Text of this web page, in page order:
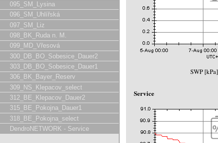
095_SM_Lysina
096_SM_Uhlířská
097_SM_Liz
098_BK_Ruda n. M.
099_MD_Vřesová
300_DB_BO_Sobesice_Dauer2
303_DB_BO_Sobesice_Dauer1
306_BK_Bayer_Reserv
309_NS_Klepacov_select
312_BE_Klepacov_Dauer2
315_BE_Pokojna_Dauer1
318_BE_Pokojna_select
DendroNETWORK - Service
SWP
Service